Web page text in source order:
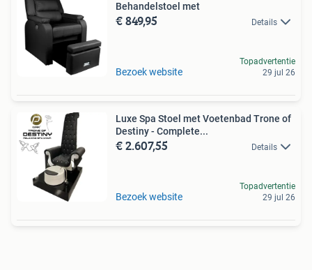
Behandelstoel met
€ 849,95 Details
Bezoek website
Topadvertentie
29 jul 26
Luxe Spa Stoel met Voetenbad Trone of
Destiny - Complete...
€ 2.607,55 Details
Bezoek website
Topadvertentie
29 jul 26